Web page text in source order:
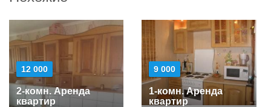
12 000
2-комн. Аренда
квартир
9 000
1-комн. Аренда
квартир